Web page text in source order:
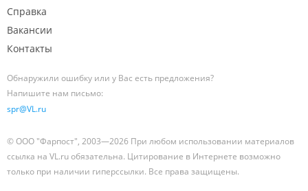
Справка
Вакансии
Контакты
Обнаружили ошибку или у Вас есть предложения?
Напишите нам письмо:
spr@VL.ru
© ООО "Фарпост", 2003—2026 При любом использовании материалов
ссылка на VL.ru обязательна. Цитирование в Интернете возможно
только при наличии гиперссылки. Все права защищены.